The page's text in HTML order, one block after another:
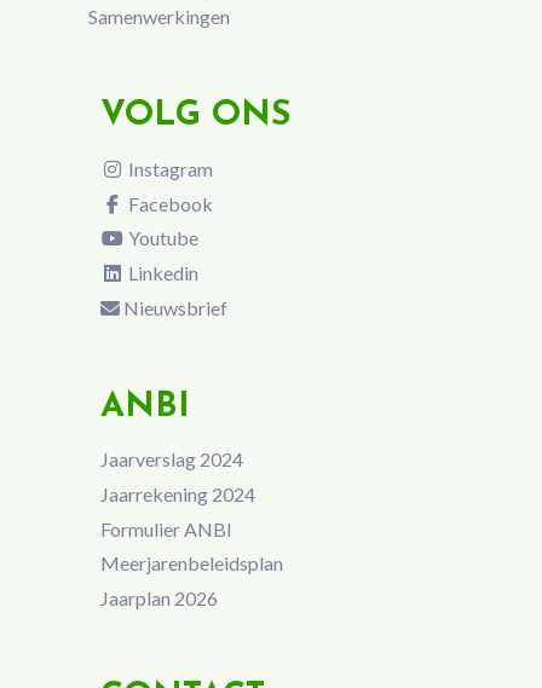
Samenwerkingen
VOLG ONS
Instagram
Facebook
Youtube
Linkedin
Nieuwsbrief
ANBI
Jaarverslag 2024
Jaarrekening 2024
Formulier ANBI
Meerjarenbeleidsplan
Jaarplan 2026